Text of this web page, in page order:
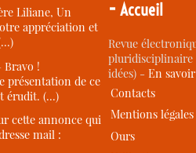
Liliane, Un
appréciation et
Bravo !
présentation de ce
érudit. (…)
cette annonce qui
mail :
-Accueil
Revue
idées) -En
Contacts
Mentions légales
Ours